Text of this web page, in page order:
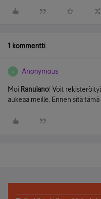
1 kommentti
A Anonymous
Moi Ranuiano! Voit
aukeaa meille. Ennen sitä tämä